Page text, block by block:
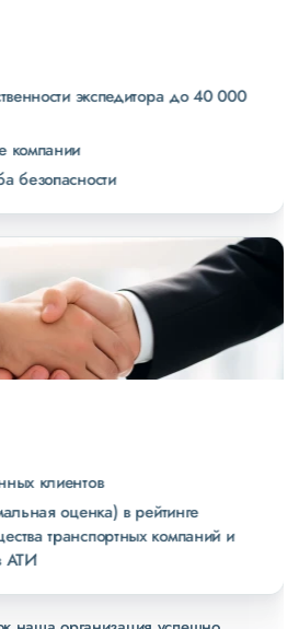
экспедитора до 40 000
компании
безопасности
клиентов
оценка) в рейтинге
транспортных компаний и
АТИ